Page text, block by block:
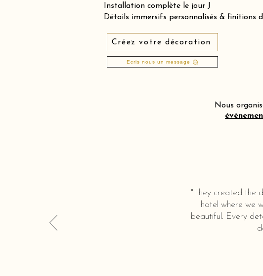
Installation complète le jour J
Détails immersifs personnalisés & finitions
Créez votre décoration
Ecris nous un message
Nous
"They created the
hotel where we
beautiful. Every